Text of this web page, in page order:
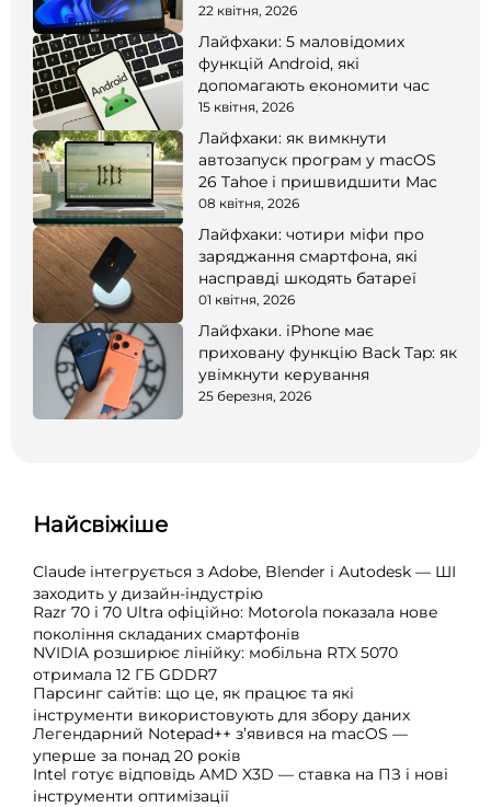
22 квітня, 2026
Лайфхаки: 5 маловідомих
функцій Android, які
допомагають економити час
15 квітня, 2026
Лайфхаки: як вимкнути
автозапуск програм у macOS
26 Tahoe і пришвидшити Mac
08 квітня, 2026
Лайфхаки: чотири міфи про
заряджання смартфона, які
насправді шкодять батареї
01 квітня, 2026
Лайфхаки. iPhone має
приховану функцію Back Tap: як
увімкнути керування
25 березня, 2026
Найсвіжіше
Claude інтегрується з Adobe, Blender і Autodesk — ШІ
заходить у дизайн-індустрію
Razr 70 і 70 Ultra офіційно: Motorola показала нове
покоління складаних смартфонів
NVIDIA розширює лінійку: мобільна RTX 5070
отримала 12 ГБ GDDR7
Парсинг сайтів: що це, як працює та які
інструменти використовують для збору даних
Легендарний Notepad++ з’явився на macOS —
уперше за понад 20 років
Intel готує відповідь AMD X3D — ставка на ПЗ і нові
інструменти оптимізації